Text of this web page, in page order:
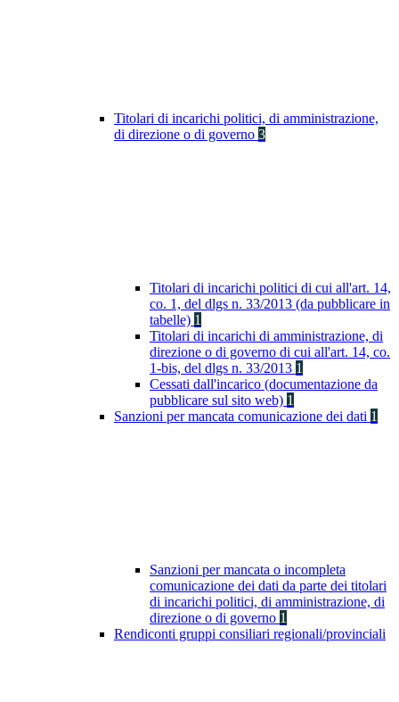
Titolari di incarichi politici, di amministrazione,
di direzione o di governo 3
Titolari di incarichi politici di cui all'art. 14,
co. 1, del dlgs n. 33/2013 (da pubblicare in
tabelle) 1
Titolari di incarichi di amministrazione, di
direzione o di governo di cui all'art. 14, co.
1-bis, del dlgs n. 33/2013 1
Cessati dall'incarico (documentazione da
pubblicare sul sito web) 1
Sanzioni per mancata comunicazione dei dati 1
Sanzioni per mancata o incompleta
comunicazione dei dati da parte dei titolari
di incarichi politici, di amministrazione, di
direzione o di governo 1
Rendiconti gruppi consiliari regionali/provinciali